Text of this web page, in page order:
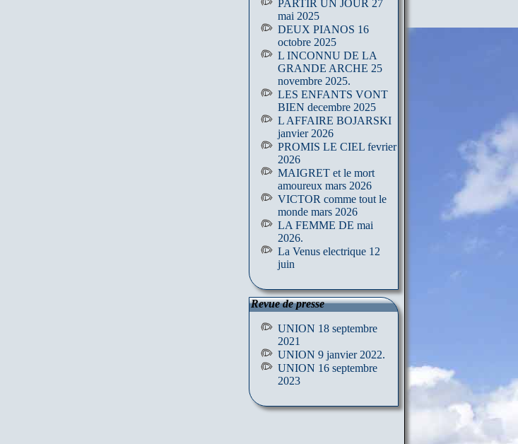
PARTIR UN JOUR 27
mai 2025
DEUX PIANOS 16
octobre 2025
L INCONNU DE LA
GRANDE ARCHE 25
novembre 2025.
LES ENFANTS VONT
BIEN decembre 2025
L AFFAIRE BOJARSKI
janvier 2026
PROMIS LE CIEL fevrier
2026
MAIGRET et le mort
amoureux mars 2026
VICTOR comme tout le
monde mars 2026
LA FEMME DE mai
2026.
La Venus electrique 12
juin
Revue de presse
UNION 18 septembre
2021
UNION 9 janvier 2022.
UNION 16 septembre
2023